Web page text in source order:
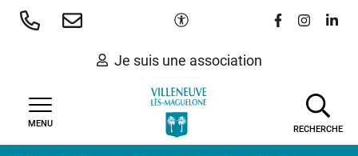
Aller
Paramètres d'accessibilité
Lien vers le
Lien vers
Lien
Je suis une association
MENU
RECHERCHE